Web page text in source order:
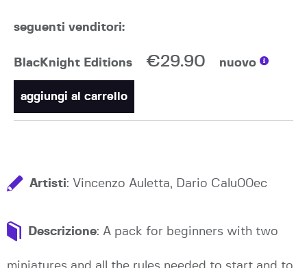
seguenti venditori:
BlacKnight Editions €29.90 nuovo
aggiungi al carrello
Artisti: Vincenzo Auletta, Dario Calu00ec
Descrizione: A pack for beginners with two